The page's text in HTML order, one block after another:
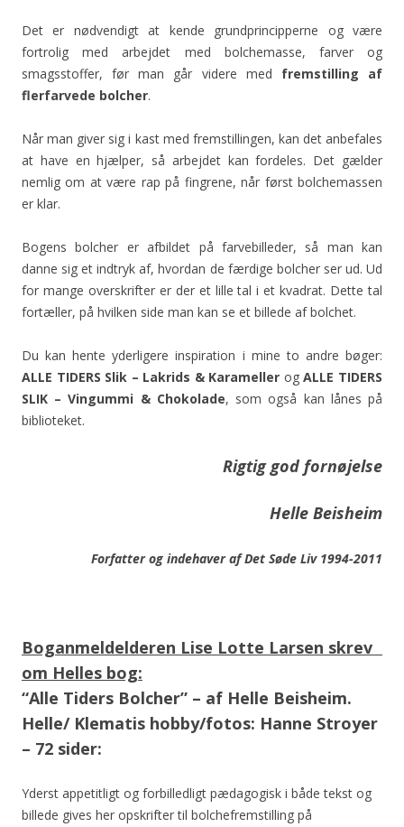
Det er nødvendigt at kende grundprincipperne og være
fortrolig med arbejdet med bolchemasse, farver og
smagsstoffer, før man går videre med fremstilling af
flerfarvede bolcher.
Når man giver sig i kast med fremstillingen, kan det anbefales
at have en hjælper, så arbejdet kan fordeles. Det gælder
nemlig om at være rap på fingrene, når først bolchemassen
er klar.
Bogens bolcher er afbildet på farvebilleder, så man kan
danne sig et indtryk af, hvordan de færdige bolcher ser ud. Ud
for mange overskrifter er der et lille tal i et kvadrat. Dette tal
fortæller, på hvilken side man kan se et billede af bolchet.
Du kan hente yderligere inspiration i mine to andre bøger:
ALLE TIDERS Slik – Lakrids & Karameller ogALLE TIDERS
SLIK – Vingummi & Chokolade, som også kan lånes på
biblioteket.
Rigtig god fornøjelse
Helle Beisheim
Forfatter og indehaver af Det Søde Liv 1994-2011
Boganmeldelderen Lise Lotte Larsen skrev
om Helles bog:
“Alle Tiders Bolcher” – af Helle Beisheim.
Helle/ Klematis hobby/fotos: Hanne Stroyer
– 72 sider:
Yderst appetitligt og forbilledligt pædagogisk i både tekst og
billede gives her opskrifter til bolchefremstilling på